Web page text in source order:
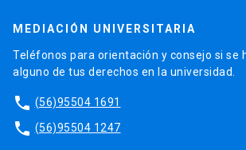
MEDIACIÓN UNIVERSITARIA
Teléfonos para orientación y consejo si se
alguno de tus derechos en la universidad.
phone (56)95504 1691
phone (56)95504 1247